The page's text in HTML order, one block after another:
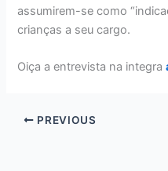
assumirem-se como
crianças a seu cargo.
Oiça a entrevista na integra
PREVIOUS